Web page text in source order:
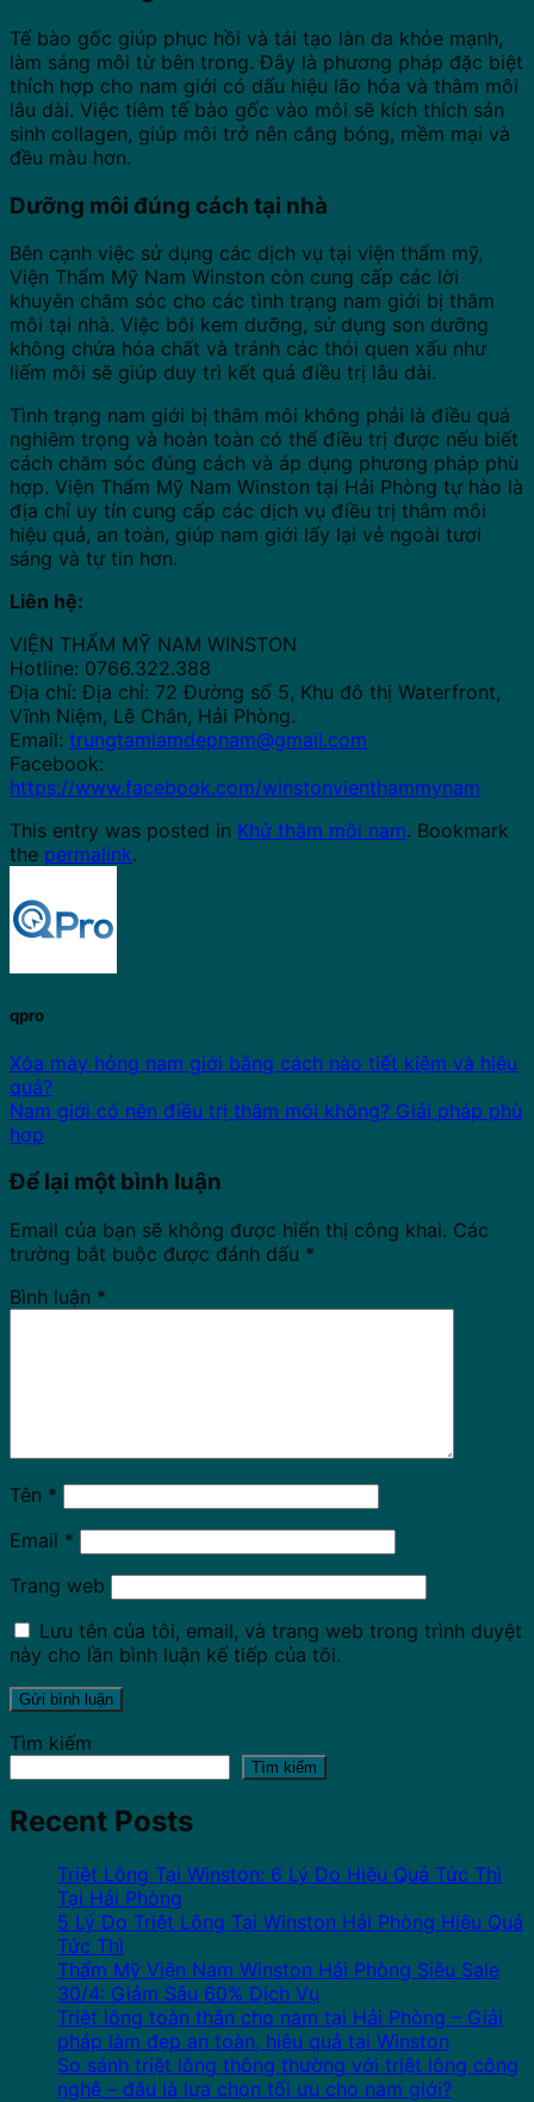
Tế bào gốc giúp phục hồi và tái tạo làn da khỏe mạnh,
làm sáng môi từ bên trong. Đây là phương pháp đặc biệt
thích hợp cho nam giới có dấu hiệu lão hóa và thâm môi
lâu dài. Việc tiêm tế bào gốc vào môi sẽ kích thích sản
sinh collagen, giúp môi trở nên căng bóng, mềm mại và
đều màu hơn.
Dưỡng môi đúng cách tại nhà
Bên cạnh việc sử dụng các dịch vụ tại viện thẩm mỹ,
Viện Thẩm Mỹ Nam Winston còn cung cấp các lời
khuyên chăm sóc cho các tình trạng nam giới bị thâm
môi tại nhà. Việc bôi kem dưỡng, sử dụng son dưỡng
không chứa hóa chất và tránh các thói quen xấu như
liếm môi sẽ giúp duy trì kết quả điều trị lâu dài.
Tình trạng nam giới bị thâm môi không phải là điều quá
nghiêm trọng và hoàn toàn có thể điều trị được nếu biết
cách chăm sóc đúng cách và áp dụng phương pháp phù
hợp. Viện Thẩm Mỹ Nam Winston tại Hải Phòng tự hào là
địa chỉ uy tín cung cấp các dịch vụ điều trị thâm môi
hiệu quả, an toàn, giúp nam giới lấy lại vẻ ngoài tươi
sáng và tự tin hơn.
Liên hệ:
VIỆN THẨM MỸ NAM WINSTON
Hotline: 0766.322.388
Địa chỉ: Địa chỉ: 72 Đường số 5, Khu đô thị Waterfront,
Vĩnh Niệm, Lê Chân, Hải Phòng.
Email: trungtamlamdepnam@gmail.com
Facebook:
https://www.facebook.com/winstonvienthammynam
This entry was posted in Khử thâm môi nam. Bookmark
the permalink.
qpro
Xóa mày hỏng nam giới bằng cách nào tiết kiệm và hiệu
quả?
Nam giới có nên điều trị thâm môi không? Giải pháp phù
hợp
Để lại một bình luận
Email của bạn sẽ không được hiển thị công khai. Các
trường bắt buộc được đánh dấu *
Bình luận *
Tên *
Email *
Trang web
Lưu tên của tôi, email, và trang web trong trình duyệt
này cho lần bình luận kế tiếp của tôi.
Tìm kiếm
Tìm kiếm
Recent Posts
Triệt Lông Tại Winston: 6 Lý Do Hiệu Quả Tức Thì
Tại Hải Phòng
5 Lý Do Triệt Lông Tại Winston Hải Phòng Hiệu Quả
Tức Thì
Thẩm Mỹ Viện Nam Winston Hải Phòng Siêu Sale
30/4: Giảm Sâu 60% Dịch Vụ
Triệt lông toàn thân cho nam tại Hải Phòng – Giải
pháp làm đẹp an toàn, hiệu quả tại Winston
So sánh triệt lông thông thường với triệt lông công
nghệ – đâu là lựa chọn tối ưu cho nam giới?